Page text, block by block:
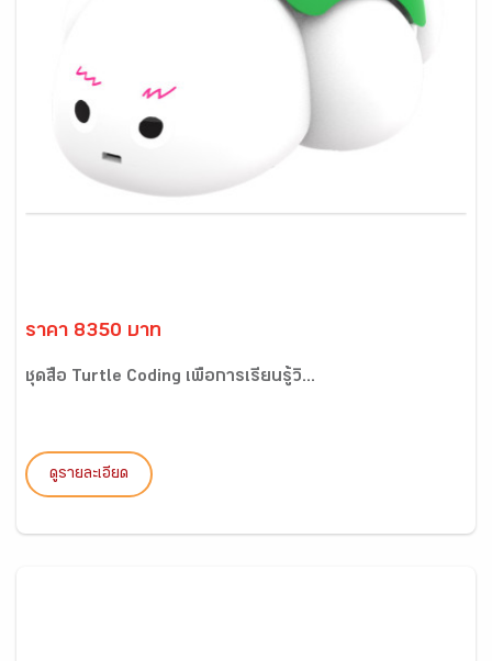
ราคา 8350 บาท
ชุดสื่อ Turtle Coding เพื่อการเรียนรู้วิ...
ดูรายละเอียด